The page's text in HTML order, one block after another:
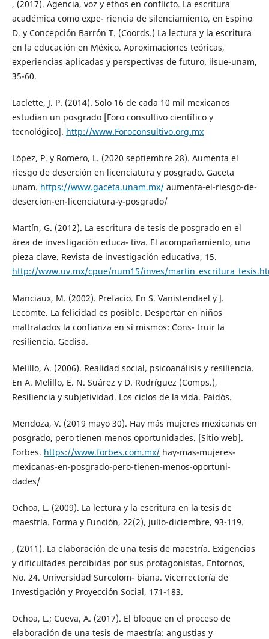
, (2017). Agencia, voz y ethos en conflicto. La escritura
académica como expe- riencia de silenciamiento, en Espino
D. y Concepción Barrón T. (Coords.) La lectura y la escritura
en la educación en México. Aproximaciones teóricas,
experiencias aplicadas y perspectivas de futuro. iisue-unam,
35-60.
Laclette, J. P. (2014). Solo 16 de cada 10 mil mexicanos
estudian un posgrado [Foro consultivo científico y
tecnológico]. http://www.Foroconsultivo.org.mx
López, P. y Romero, L. (2020 septiembre 28). Aumenta el
riesgo de deserción en licenciatura y posgrado. Gaceta
unam. https://www.gaceta.unam.mx/aumenta-el-riesgo-de-
desercion-en-licenciatura-y-posgrado/
Martín, G. (2012). La escritura de tesis de posgrado en el
área de investigación educa- tiva. El acompañamiento, una
pieza clave. Revista de investigación educativa, 15.
http://www.uv.mx/cpue/num15/inves/
Manciaux, M. (2002). Prefacio. En S. Vanistendael y J.
Lecomte. La felicidad es posible. Despertar en niños
maltratados la confianza en sí mismos: Cons- truir la
resiliencia. Gedisa.
Melillo, A. (2006). Realidad social, psicoanálisis y resiliencia.
En A. Melillo, E. N. Suárez y D. Rodríguez (Comps.),
Resiliencia y subjetividad. Los ciclos de la vida. Paidós.
Mendoza, V. (2019 mayo 30). Hay más mujeres mexicanas en
posgrado, pero tienen menos oportunidades. [Sitio web].
Forbes. https://www.forbes.com.mx/hay-mas-mujeres-
mexicanas-en-posgrado-pero-tienen-menos-oportuni-
dades/
Ochoa, L. (2009). La lectura y la escritura en la tesis de
maestría. Forma y Función, 22(2), julio-diciembre, 93-119.
, (2011). La elaboración de una tesis de maestría. Exigencias
y dificultades percibidas por sus protagonistas. Entornos,
No. 24. Universidad Surcolom- biana. Vicerrectoría de
Investigación y Proyección Social, 171-183.
Ochoa, L.; Cueva, A. (2017). El bloque en el proceso de
elaboración de una tesis de maestría: angustias y